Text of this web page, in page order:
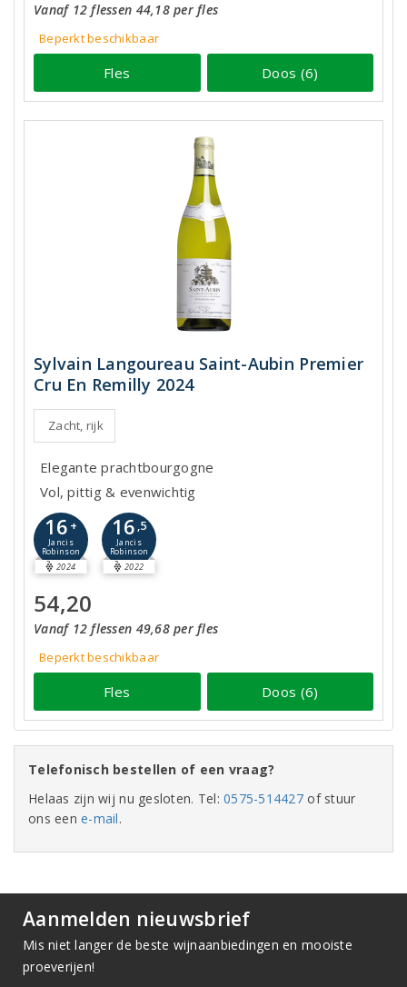
Vanaf 12 flessen 44,18 per fles
Beperkt beschikbaar
Fles Doos (6)
Sylvain Langoureau Saint-Aubin Premier
Cru En Remilly 2024
Zacht, rijk
Elegante prachtbourgogne
Vol, pittig & evenwichtig
16 +
Jancis
Robinson
2024
16 ,5
Jancis
Robinson
2022
54,20
Vanaf 12 flessen 49,68 per fles
Beperkt beschikbaar
Fles Doos (6)
Telefonisch bestellen of een vraag?
Helaas zijn wij nu gesloten. Tel:0575-514427 of stuur
ons eene-mail.
Aanmelden nieuwsbrief
Mis niet langer de beste wijnaanbiedingen en mooiste
proeverijen!